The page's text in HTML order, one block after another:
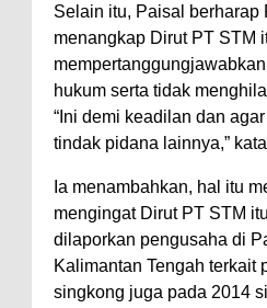
Selain itu, Paisal berharap
menangkap Dirut PT STM
hukum serta tidak
“Ini demi keadilan dan
tindak pidana lainnya,”
Ia menambahkan, hal itu
mengingat Dirut PT STM
dilaporkan pengusaha di
Kalimantan Tengah terkait
singkong juga pada 2014